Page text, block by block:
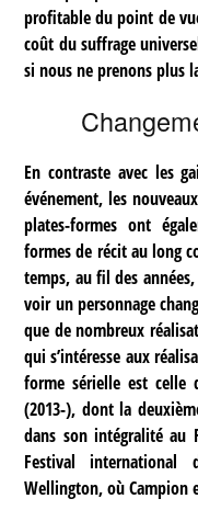
profitable du point de
coût du suffrage
si nous ne prenons plus
En contraste avec les
événement, les
plates-formes ont
formes de récit au long
temps, au fil des
voir un personnage
que de nombreux
qui s’intéresse aux
forme sérielle est celle
(2013-), dont la
dans son intégralité au
Festival
Wellington, où Campion